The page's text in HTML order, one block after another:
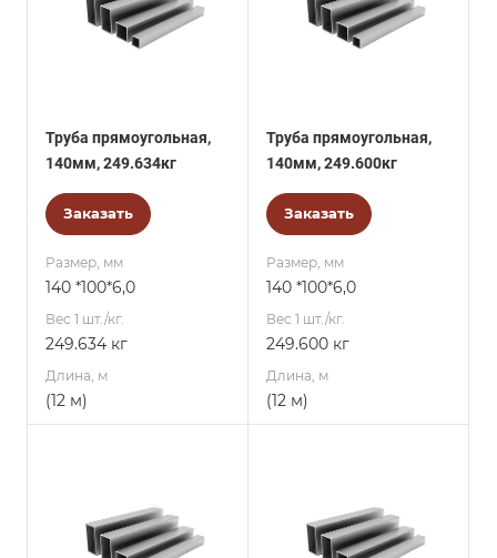
Труба прямоугольная,
140мм, 249.634кг
Заказать
Размер, мм
140 *100*6,0
Вес 1 шт./кг.
249.634 кг
Длина, м
(12 м)
Труба прямоугольная,
140мм, 249.600кг
Заказать
Размер, мм
140 *100*6,0
Вес 1 шт./кг.
249.600 кг
Длина, м
(12 м)